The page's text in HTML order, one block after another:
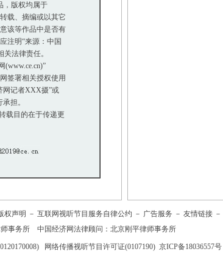
，版权均属于
载、摘编或以其它
该等作品中是否有
注明“来源：中国
法律责任。
(www.ce.cn)”
签署相关授权使用
网记者XXX摄”或
担。
载目的在于传递更
权声明 － 互联网视听节目服务自律公约 － 广告服务 － 友情链接 －
事务所 中国经济网法律顾问：北京刚平律师事务所
网络传播视听节目许可证(0107190) 京ICP备18036557号